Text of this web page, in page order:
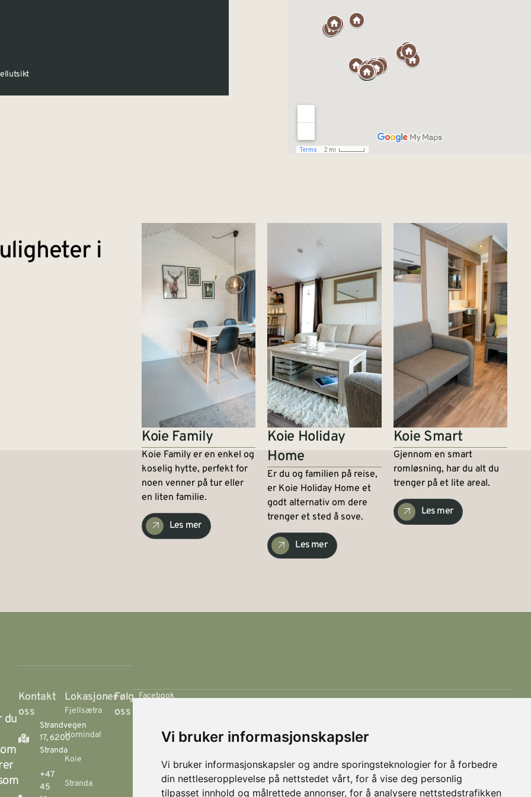
Vi bruker informasjonskapsler
Vi bruker informasjonskapsler og andre sporingsteknologier for å forbedre
din nettleseropplevelse på nettstedet vårt, for å vise deg personlig
tilpasset innhold og målrettede annonser, for å analysere nettstedstrafikken
i
Koie Family
Koie Family er en enkel og
koselig hytte, perfekt for
noen venner på tur eller
en liten familie.
Les mer
Koie Holiday
Home
Er du og familien på reise,
er Koie Holiday Home et
godt alternativ om dere
trenger et sted å sove.
Les mer
Koie Smart
Gjennom en smart
romløsning, har du alt du
trenger på et lite areal.
Les mer
du
Kontakt
oss
Strandvegen
17, 6200
Stranda
+47
45
Lokasjoner
Fjellsætra
Hornindal
Koie
Stranda
Følg
oss
Facebook
© 2026 Visit Stranda Personvern Levert av Horn Media